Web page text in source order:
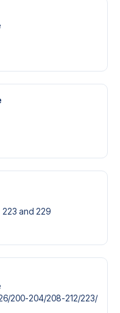
223 and 229
​200-204/​208-212/​223/​